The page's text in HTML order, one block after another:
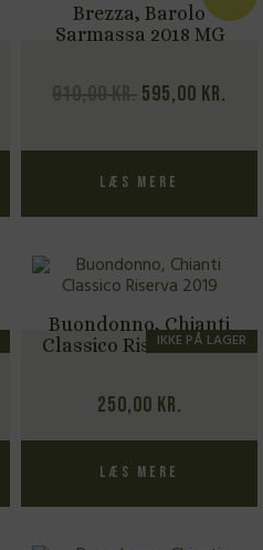
Brezza, Barolo
Sarmassa 2018 MG
910,00kr. Den
pris
var:
595,00 kr.
pris
Læs mere
IKKE PÅ LAGER
Buondonno, Chianti
Classico Riserva 2019
250,00 kr.
Læs mere